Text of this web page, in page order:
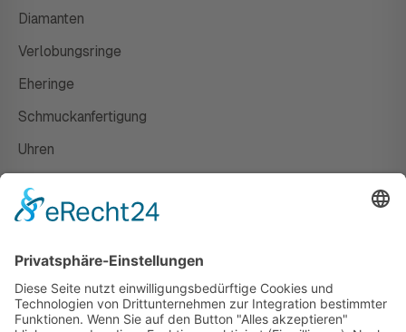
Diamanten
Verlobungsringe
Eheringe
Schmuckanfertigung
Uhren
Susanne Steiger
Geschäfte